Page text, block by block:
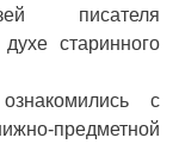
писателя
старинного
с
предметной